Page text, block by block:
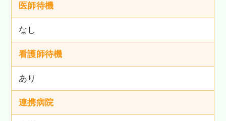
医師待機
なし
看護師待機
あり
連携病院